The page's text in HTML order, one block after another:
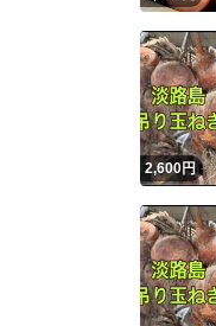
2,600円